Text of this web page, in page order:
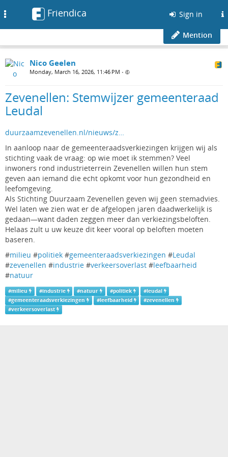
Friendica Sign in
Mention
Nico Geelen
Monday, March 16, 2026, 11:46 PM •
Zevenellen: Stemwijzer gemeenteraad
Leudal
duurzaamzevenellen.nl/nieuws/z…
In aanloop naar de gemeenteraadsverkiezingen krijgen wij als
stichting vaak de vraag: op wie moet ik stemmen? Veel
inwoners rond industrieterrein Zevenellen willen hun stem
geven aan iemand die echt opkomt voor hun gezondheid en
leefomgeving.
Als Stichting Duurzaam Zevenellen geven wij geen stemadvies.
Wel laten we zien wat er de afgelopen jaren daadwerkelijk is
gedaan—want daden zeggen meer dan verkiezingsbeloften.
Helaas zult u uw keuze dit keer vooral op beloften moeten
baseren.
#milieu #politiek #gemeenteraadsverkiezingen #Leudal
#zevenellen #industrie #verkeersoverlast #leefbaarheid
#natuur
#milieu #industrie #natuur #politiek #leudal
#gemeenteraadsverkiezingen #leefbaarheid #zevenellen
#verkeersoverlast